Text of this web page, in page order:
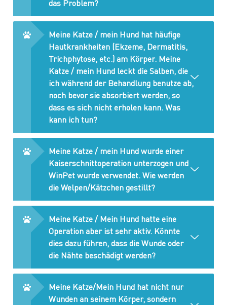
das Problem?
Meine Katze / mein Hund hat häufige
Hautkrankheiten (Ekzeme, Dermatitis,
Trichphytose, etc.) am Körper. Meine
Katze / mein Hund leckt die Salben, die
ich während der Behandlung benutze ab,
noch bevor sie absorbiert werden, so
dass es sich nicht erholen kann. Was
kann ich tun?
Meine Katze / mein Hund wurde einer
Kaiserschnittoperation unterzogen und
WinPet wurde verwendet. Wie werden
die Welpen/Kätzchen gestillt?
Meine Katze / Mein Hund hatte eine
Operation aber ist sehr aktiv. Könnte
dies dazu führen, dass die Wunde oder
die Nähte beschädigt werden?
Meine Katze/Mein Hund hat nicht nur
Wunden an seinem Körper, sondern